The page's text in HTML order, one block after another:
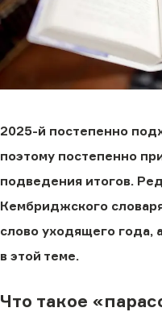
2025-й постепенно
поэтому постепенно
подведения итогов.
Кембриджского
слово уходящего года,
в этой теме.
Что такое